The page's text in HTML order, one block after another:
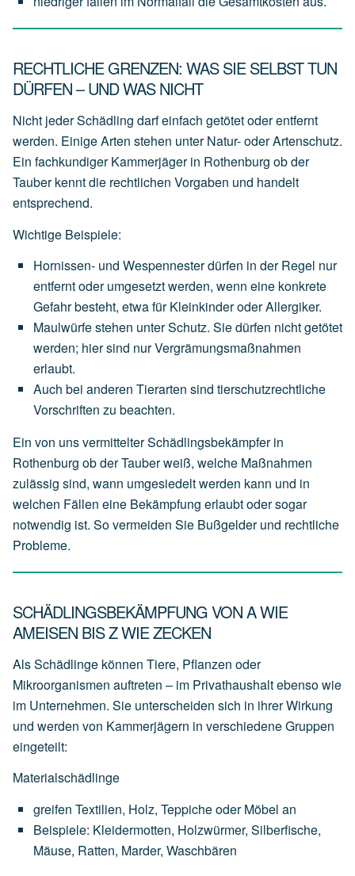
RECHTLICHE GRENZEN: WAS SIE SELBST TUN
DÜRFEN – UND WAS NICHT
Nicht jeder Schädling darf einfach getötet oder entfernt
werden. Einige Arten stehen unter Natur- oder Artenschutz.
Ein fachkundiger Kammerjäger in Rothenburg ob der
Tauber kennt die rechtlichen Vorgaben und handelt
entsprechend.
Wichtige Beispiele:
Hornissen- und Wespennesterdürfen in der Regel nur
entferntoder umgesetztwerden, wenn eine konkrete
Gefahrbesteht, etwafür KleinkinderoderAllergiker.
Maulwürfestehen unterSchutz. Siedürfen nichtgetötet
werden; hiersind nurVergrämungsmaßnahmen
erlaubt.
Auch bei anderen Tierarten sind tierschutzrechtliche
Vorschriften zu beachten.
Ein von uns vermittelter Schädlingsbekämpfer in
Rothenburg ob der Tauber weiß, welche Maßnahmen
zulässig sind, wann umgesiedelt werden kann und in
welchen Fällen eine Bekämpfung erlaubt oder sogar
notwendig ist. So vermeiden Sie Bußgelder und rechtliche
Probleme.
SCHÄDLINGSBEKÄMPFUNG VON A WIE
AMEISEN BIS Z WIE ZECKEN
Als Schädlinge können Tiere, Pflanzen oder
Mikroorganismen auftreten – im Privathaushalt ebenso wie
im Unternehmen. Sie unterscheiden sich in ihrer Wirkung
und werden von Kammerjägern in verschiedene Gruppen
eingeteilt:
Materialschädlinge
greifen Textilien, Holz, Teppicheoder Möbel an
Beispiele: Kleidermotten, Holzwürmer, Silberfische,
Mäuse, Ratten, Marder, Waschbären